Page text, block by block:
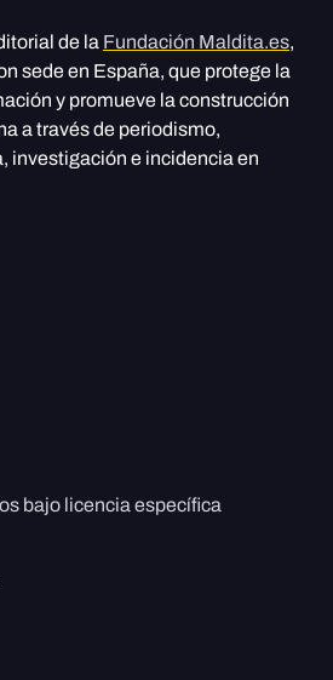
de la Fundación Maldita.es,
sede en España, que protege la
y promueve la construcción
a través de periodismo,
investigación e incidencia en
bajo licencia específica